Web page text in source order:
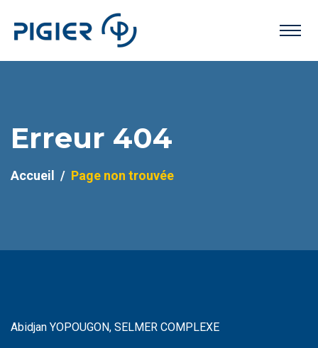
Erreur 404
Accueil Page non trouvée
Abidjan YOPOUGON, SELMER COMPLEXE